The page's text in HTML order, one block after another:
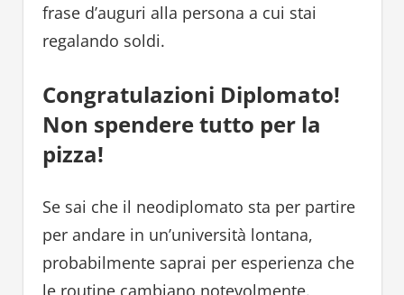
frase d’auguri alla persona a cui stai
regalando soldi.
Congratulazioni Diplomato!
Non spendere tutto per la
pizza!
Se sai che il neodiplomato sta per partire
per andare in un’università lontana,
probabilmente saprai per esperienza che
le routine cambiano notevolmente.